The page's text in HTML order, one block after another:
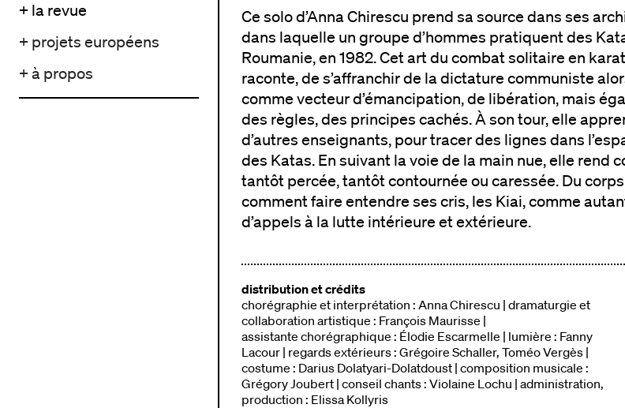
+ la revue
+ projets européens
+ à propos
Ce solo d’Anna Chirescu prend sa source dans ses
dans laquelle un groupe d’hommes pratiquent des
Roumanie, en 1982. Cet art du combat solitaire en
raconte, de s’affranchir de la dictature communiste
comme vecteur d’émancipation, de libération, mais
des règles, des principes cachés. À son tour, elle
d’autres enseignants, pour tracer des lignes dans
des Katas. En suivant la voie de la main nue, elle rend
tantôt percée, tantôt contournée ou caressée. Du
comment faire entendre ses cris, les Kiai, comme
d’appels à la lutte intérieure et extérieure.
distribution et crédits
chorégraphie et interprétation : Anna Chirescu | dramaturgie et
collaboration artistique : François Maurisse |
assistante chorégraphique : Élodie Escarmelle | lumière : Fanny
Lacour | regards extérieurs : Grégoire Schaller, Toméo Vergès |
costume : Darius Dolatyari-Dolatdoust | composition musicale :
Grégory Joubert | conseil chants : Violaine Lochu | administration,
production : Elissa Kollyris